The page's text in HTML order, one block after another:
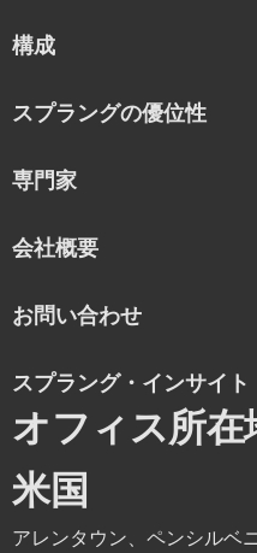
構成
スプラングの優位性
専門家
会社概要
お問い合わせ
スプラング・インサイト
オフィス所在
米国
アレンタウン、ペンシルベ